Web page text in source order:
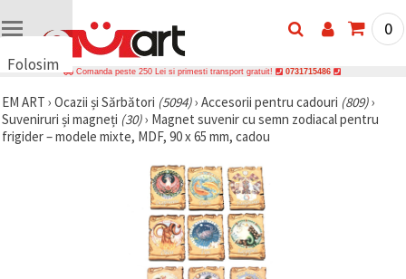
Folosim
uri
🍪 Folosim
cookie-uri
0
Comanda peste 250 Lei si primesti transport gratuit! 0731715486
EM ART › Ocazii și Sărbători (5094)› Accesorii pentru cadouri (809)›
Suveniruri și magneți (30)› Magnet suvenir cu semn zodiacal pentru
frigider – modele mixte, MDF, 90 x 65 mm, cadou